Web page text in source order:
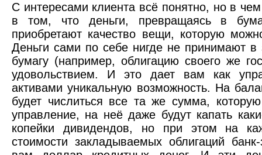
С интересами клиента всё понятно, но в
в том, что деньги, превращаясь в
приобретают качество вещи, которую
Деньги сами по себе нигде не принимают в
бумагу (например, облигацию своего же
удовольствием. И это дает вам как
активами уникальную возможность. На
будет числиться все та же сумма,
управление, на неё даже будут капать
копейки дивидендов, но при этом на
стоимости закладываемых облигаций